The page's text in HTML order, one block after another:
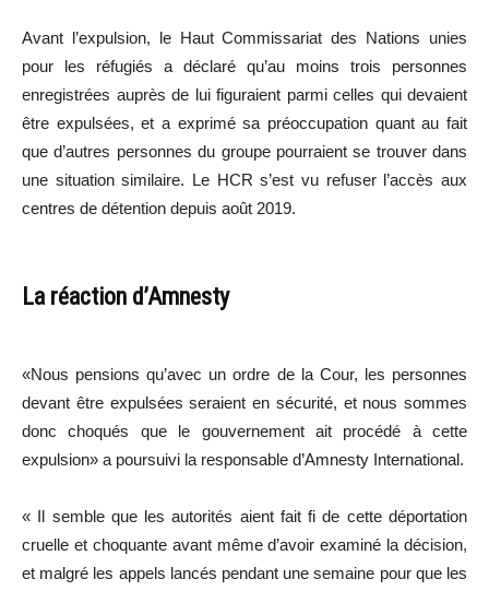
Avant l’expulsion, le Haut Commissariat des Nations unies
pour les réfugiés a déclaré qu’au moins trois personnes
enregistrées auprès de lui figuraient parmi celles qui devaient
être expulsées, et a exprimé sa préoccupation quant au fait
que d’autres personnes du groupe pourraient se trouver dans
une situation similaire. Le HCR s’est vu refuser l’accès aux
centres de détention depuis août 2019.
La réaction d’Amnesty
«Nous pensions qu’avec un ordre de la Cour, les personnes
devant être expulsées seraient en sécurité, et nous sommes
donc choqués que le gouvernement ait procédé à cette
expulsion» a poursuivi la responsable d’Amnesty International.
« Il semble que les autorités aient fait fi de cette déportation
cruelle et choquante avant même d’avoir examiné la décision,
et malgré les appels lancés pendant une semaine pour que les